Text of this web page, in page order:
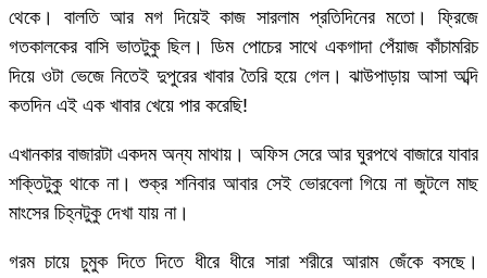
থেকে। বালতি আর মগ দিয়েই কাজ সারলাম প্রতিদিনের মতো। ফ্রিজে
গতকালকের বাসি ভাতটুকু ছিল। ডিম পোচের সাথে একগাদা পেঁয়াজ কাঁচামরিচ
দিয়ে ওটা ভেজে নিতেই দুপুরের খাবার তৈরি হয়ে গেল। ঝাউপাড়ায় আসা অব্দি
কতদিন এই এক খাবার খেয়ে পার করেছি!
এখানকার বাজারটা একদম অন্য মাথায়। অফিস সেরে আর ঘুরপথে বাজারে যাবার
শক্তিটুকু থাকে না। শুক্র শনিবার আবার সেই ভোরবেলা গিয়ে না জুটলে মাছ
মাংসের চিহ্নটুকু দেখা যায় না।
গরম চায়ে চুমুক দিতে দিতে ধীরে ধীরে সারা শরীরে আরাম জেঁকে বসছে।